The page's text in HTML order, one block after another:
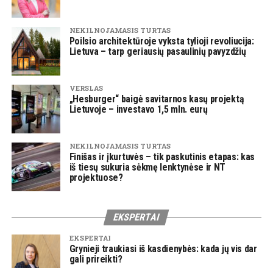
NEKILNOJAMASIS TURTAS
Poilsio architektūroje vyksta tylioji revoliucija:
Lietuva – tarp geriausių pasaulinių pavyzdžių
VERSLAS
„Hesburger“ baigė savitarnos kasų projektą
Lietuvoje – investavo 1,5 mln. eurų
NEKILNOJAMASIS TURTAS
Finišas ir įkurtuvės – tik paskutinis etapas: kas
iš tiesų sukuria sėkmę lenktynėse ir NT
projektuose?
EKSPERTAI
EKSPERTAI
Grynieji traukiasi iš kasdienybės: kada jų vis dar
gali prireikti?